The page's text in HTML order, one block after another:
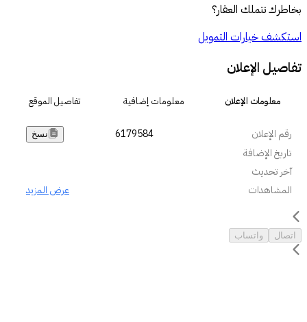
بخاطرك تتملك العقار؟
استكشف خيارات التمويل
تفاصيل الإعلان
معلومات الإعلان معلومات إضافية تفاصيل الموقع
رقم الإعلان 6179584 نسخ
تاريخ الإضافة
آخر تحديث
المشاهدات
عرض المزيد
اتصال واتساب